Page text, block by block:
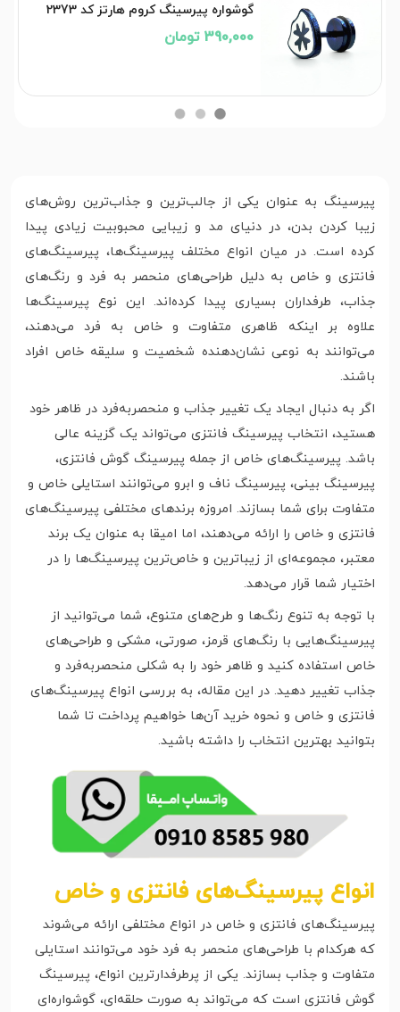
گوشواره پیرسینگ کروم هارتز کد 2373
390,000 تومان
پیرسینگ به عنوان یکی از جالب‌ترین و جذاب‌ترین روش‌های
زیبا کردن بدن، در دنیای مد و زیبایی محبوبیت زیادی پیدا
کرده است. در میان انواع مختلف پیرسینگ‌ها، پیرسینگ‌های
فانتزی و خاص به دلیل طراحی‌های منحصر به فرد و رنگ‌های
جذاب، طرفداران بسیاری پیدا کرده‌اند. این نوع پیرسینگ‌ها
علاوه بر اینکه ظاهری متفاوت و خاص به فرد می‌دهند،
می‌توانند به نوعی نشان‌دهنده شخصیت و سلیقه خاص افراد
باشند.
اگر به دنبال ایجاد یک تغییر جذاب و منحصربه‌فرد در ظاهر خود
هستید، انتخاب پیرسینگ فانتزی می‌تواند یک گزینه عالی
باشد. پیرسینگ‌های خاص از جمله پیرسینگ گوش فانتزی،
پیرسینگ بینی، پیرسینگ ناف و ابرو می‌توانند استایلی خاص و
متفاوت برای شما بسازند. امروزه برندهای مختلفی پیرسینگ‌های
فانتزی و خاص را ارائه می‌دهند، اما امیقا به عنوان یک برند
معتبر، مجموعه‌ای از زیباترین و خاص‌ترین پیرسینگ‌ها را در
اختیار شما قرار می‌دهد.
با توجه به تنوع رنگ‌ها و طرح‌های متنوع، شما می‌توانید از
پیرسینگ‌هایی با رنگ‌های قرمز، صورتی، مشکی و طراحی‌های
خاص استفاده کنید و ظاهر خود را به شکلی منحصربه‌فرد و
جذاب تغییر دهید. در این مقاله، به بررسی انواع پیرسینگ‌های
فانتزی و خاص و نحوه خرید آن‌ها خواهیم پرداخت تا شما
بتوانید بهترین انتخاب را داشته باشید.
انواع پیرسینگ‌های فانتزی و خاص
پیرسینگ‌های فانتزی و خاص در انواع مختلفی ارائه می‌شوند
که هرکدام با طراحی‌های منحصر به فرد خود می‌توانند استایلی
متفاوت و جذاب بسازند. یکی از پرطرفدارترین انواع، پیرسینگ
گوش فانتزی است که می‌تواند به صورت حلقه‌ای، گوشواره‌ای